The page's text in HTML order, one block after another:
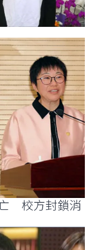
校方封鎖消